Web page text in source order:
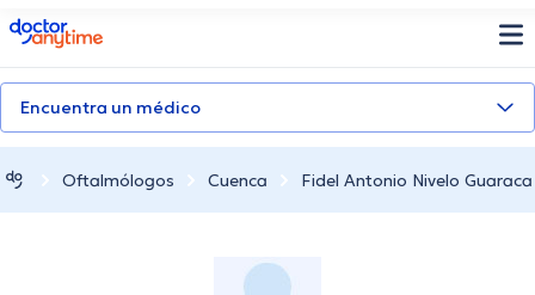
doctoranytime
Encuentra un médico
Oftalmólogos Cuenca Fidel Antonio Nivelo Guaraca